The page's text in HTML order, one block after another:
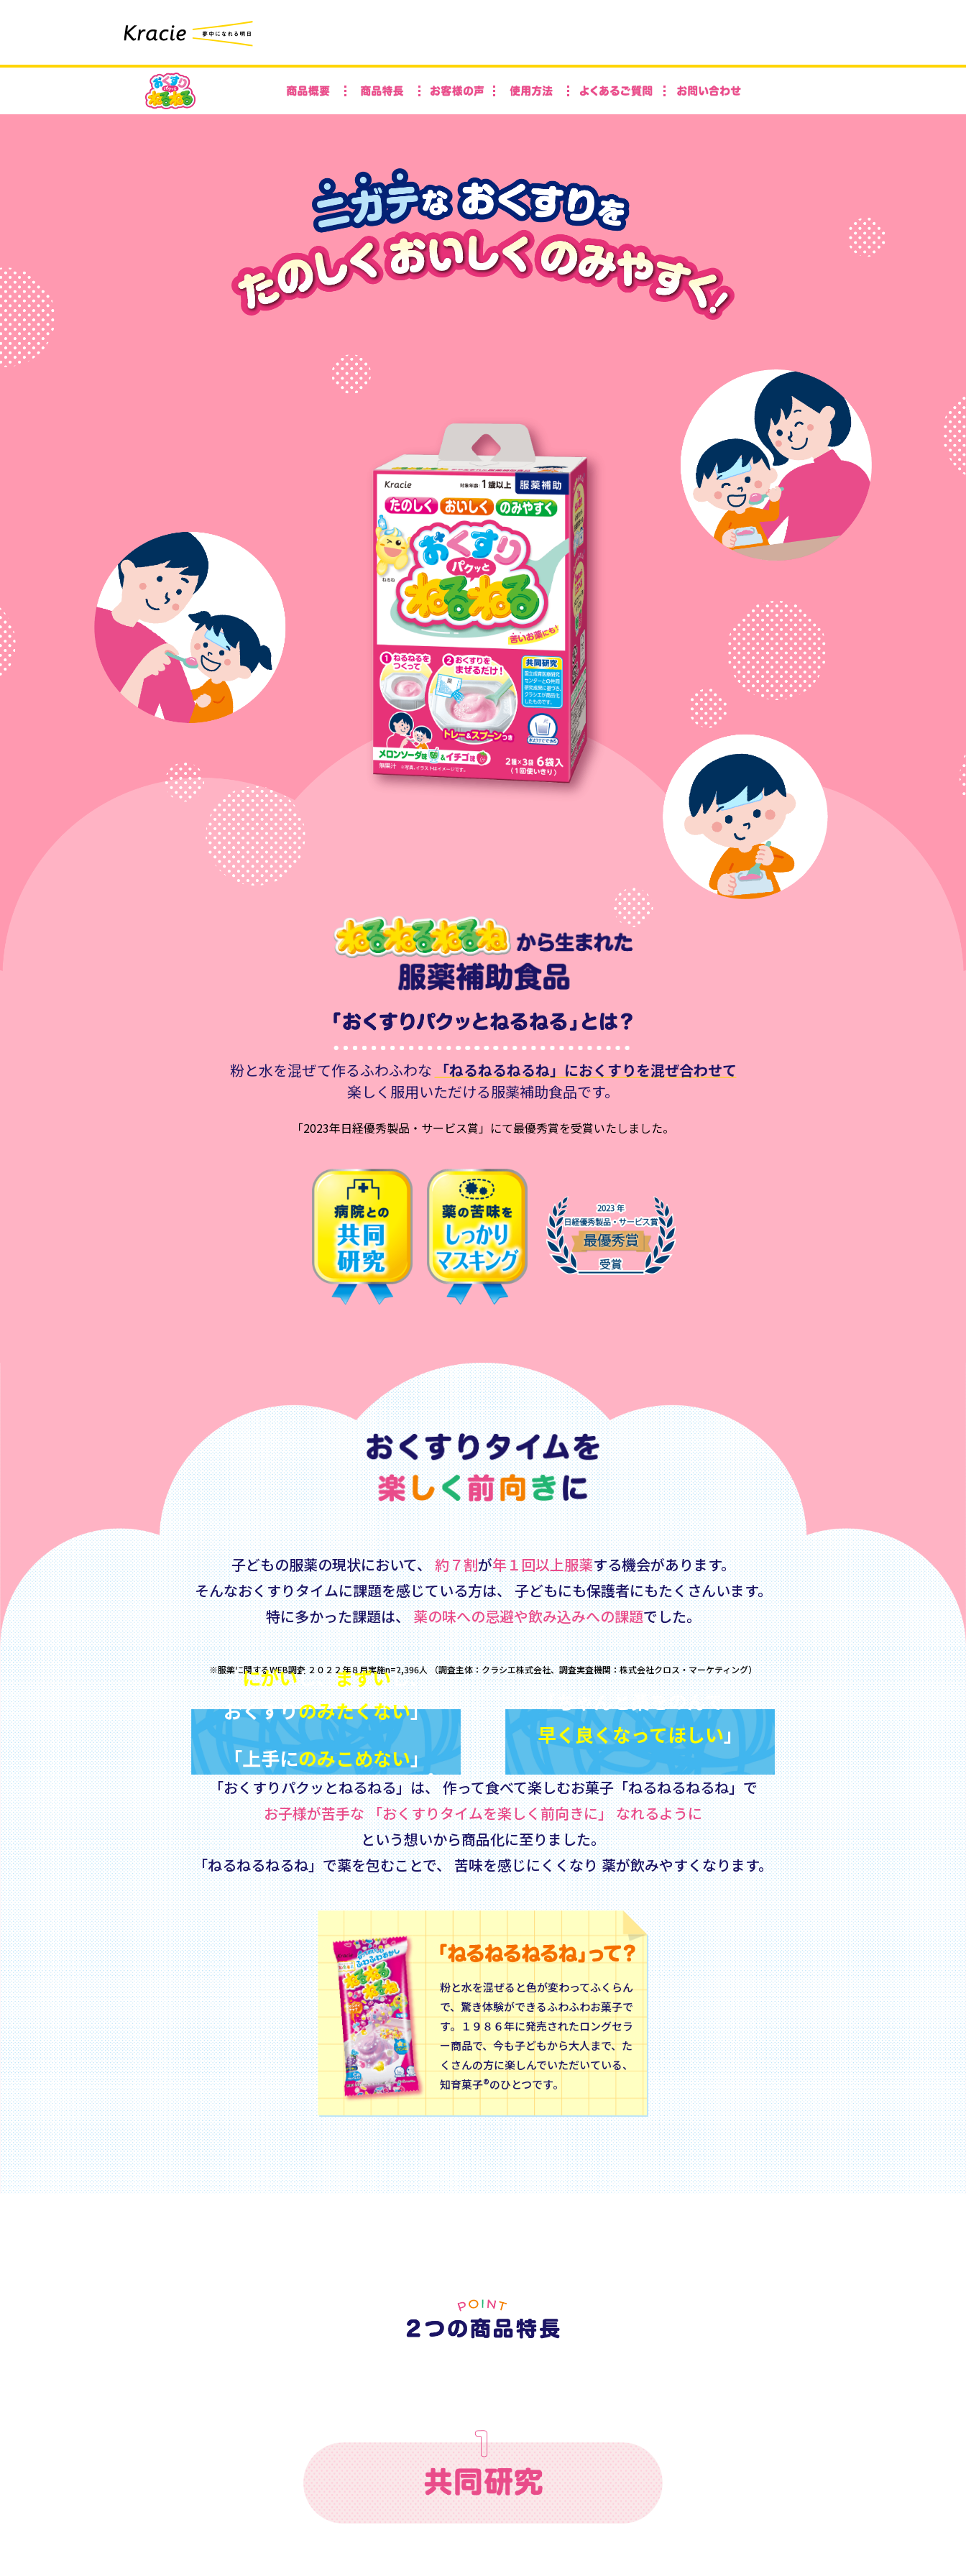
粉と水を混ぜて作るふわふわな 「ねるねるねるね」におくすりを混ぜ合わせて
楽しく服用いただける服薬補助食品です。
「2023年日経優秀製品・サービス賞」にて最優秀賞を受賞いたしました。
子どもの服薬の現状において、約７割が年１回以上服薬する機会があります。
そんなおくすりタイムに課題を感じている方は、子どもにも保護者にもたくさんいます。
特に多かった課題は、薬の味への忌避や飲み込みへの課題でした。
※服薬に関するWEB調査 ２０２２年８月実施n=2,396人（調査主体：クラシエ株式会社、調査実査機関：株式会社クロス・マーケティング）
「にがいし、まずいし、
おくすりのみたくない」
「上手にのみこめない」
「ちゃんと薬をのんで
早く良くなってほしい」
「おくすりパクッとねるねる」は、作って食べて楽しむお菓子「ねるねるねるね」で
お子様が苦手な「おくすりタイムを楽しく前向きに」なれるように
という想いから商品化に至りました。
「ねるねるねるね」で薬を包むことで、苦味を感じにくくなり薬が飲みやすくなります。
粉と水を混ぜると色が変わってふくらん
で、驚き体験ができるふわふわお菓子で
す。１９８６年に発売されたロングセラ
ー商品で、今も子どもから大人まで、た
くさんの方に楽しんでいただいている、
知育菓子®のひとつです。